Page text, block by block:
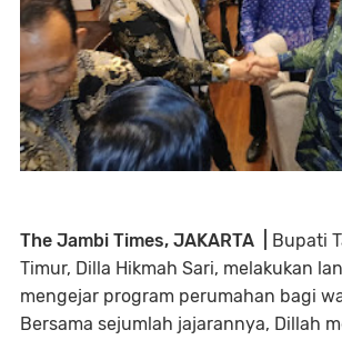
The Jambi Times, JAKARTA |
Bupati
Timur, Dilla Hikmah Sari, melakukan
mengejar program perumahan bagi
Bersama sejumlah jajarannya, Dillah